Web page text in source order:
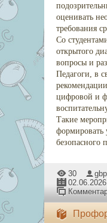
оценивать
требования
Со
открытого
вопросы и
Педагоги, в
цифровой и
Такие
безопасного
30
02.06.2026